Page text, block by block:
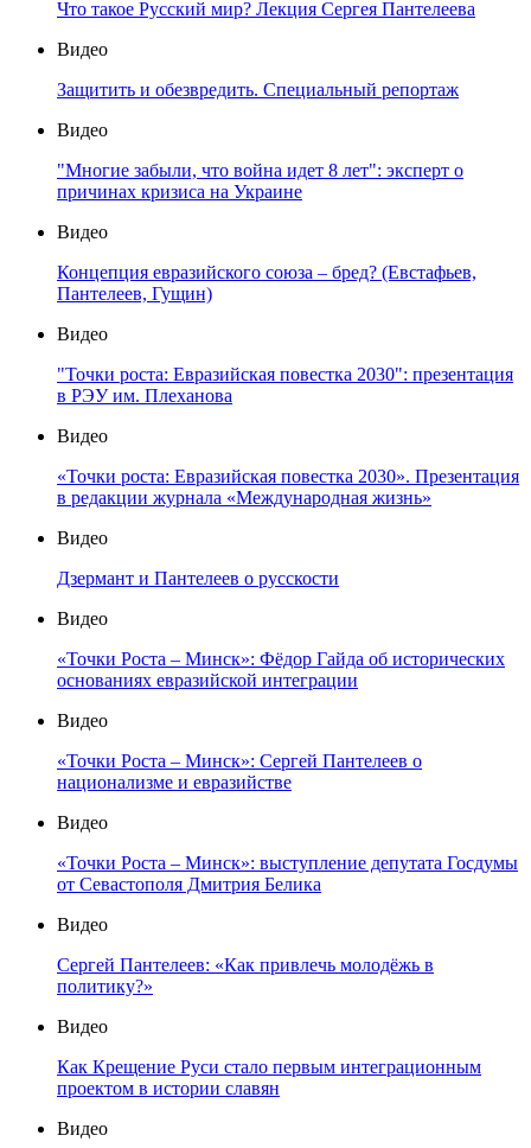
Что такое Русский мир? Лекция Сергея Пантелеева
Видео
Защитить и обезвредить. Специальный репортаж
Видео
"Многие забыли, что война идет 8 лет": эксперт о
причинах кризиса на Украине
Видео
Концепция евразийского союза – бред? (Евстафьев,
Пантелеев, Гущин)
Видео
"Точки роста: Евразийская повестка 2030": презентация
в РЭУ им. Плеханова
Видео
«Точки роста: Евразийская повестка 2030». Презентация
в редакции журнала «Международная жизнь»
Видео
Дзермант и Пантелеев о русскости
Видео
«Точки Роста – Минск»: Фёдор Гайда об исторических
основаниях евразийской интеграции
Видео
«Точки Роста – Минск»: Сергей Пантелеев о
национализме и евразийстве
Видео
«Точки Роста – Минск»: выступление депутата Госдумы
от Севастополя Дмитрия Белика
Видео
Сергей Пантелеев: «Как привлечь молодёжь в
политику?»
Видео
Как Крещение Руси стало первым интеграционным
проектом в истории славян
Видео